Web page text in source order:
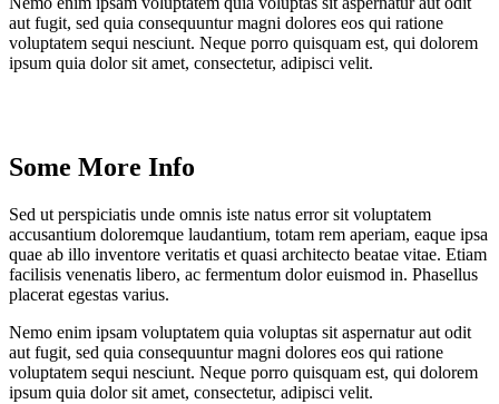
aut fugit, sed quia consequuntur magni dolores eos qui ratione
voluptatem sequi nesciunt. Neque porro quisquam est, qui dolorem
ipsum quia dolor sit amet, consectetur, adipisci velit.
Some More Info
Sed ut perspiciatis unde omnis iste natus error sit voluptatem
accusantium doloremque laudantium, totam rem aperiam, eaque ipsa
quae ab illo inventore veritatis et quasi architecto beatae vitae. Etiam
facilisis venenatis libero, ac fermentum dolor euismod in. Phasellus
placerat egestas varius.
Nemo enim ipsam voluptatem quia voluptas sit aspernatur aut odit
aut fugit, sed quia consequuntur magni dolores eos qui ratione
voluptatem sequi nesciunt. Neque porro quisquam est, qui dolorem
ipsum quia dolor sit amet, consectetur, adipisci velit.